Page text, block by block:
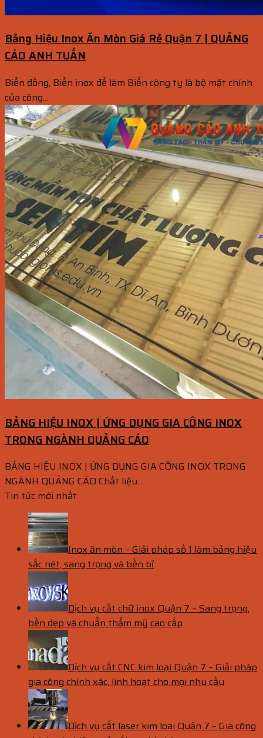
Bảng Hiệu Inox Ăn Mòn Giá Rẻ Quận 7 | QUẢNG
CÁO ANH TUẤN
Biển đồng, Biển inox để làm Biển công ty là bộ mặt chính
của công...
BẢNG HIỆU INOX | ỨNG DỤNG GIA CÔNG INOX
TRONG NGÀNH QUẢNG CÁO
BẢNG HIỆU INOX | ỨNG DỤNG GIA CÔNG INOX TRONG
NGÀNH QUẢNG CÁO Chất liệu...
Tin tức mới nhất
Inox ăn mòn – Giải pháp số 1 làm bảng hiệu
sắc nét, sang trọng và bền bỉ
Dịch vụ cắt chữ inox Quận 7 – Sang trọng,
bền đẹp và chuẩn thẩm mỹ cao cấp
Dịch vụ cắt CNC kim loại Quận 7 – Giải pháp
gia công chính xác, linh hoạt cho mọi nhu cầu
Dịch vụ cắt laser kim loại Quận 7 – Gia công